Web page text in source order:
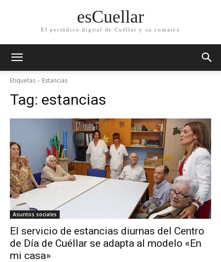
esCuellar
El periódico digital de Cuéllar y su comarca
Etiquetas Estancias
Tag: estancias
Asuntos sociales
El servicio de estancias diurnas del Centro
de Día de Cuéllar se adapta al modelo «En
mi casa»